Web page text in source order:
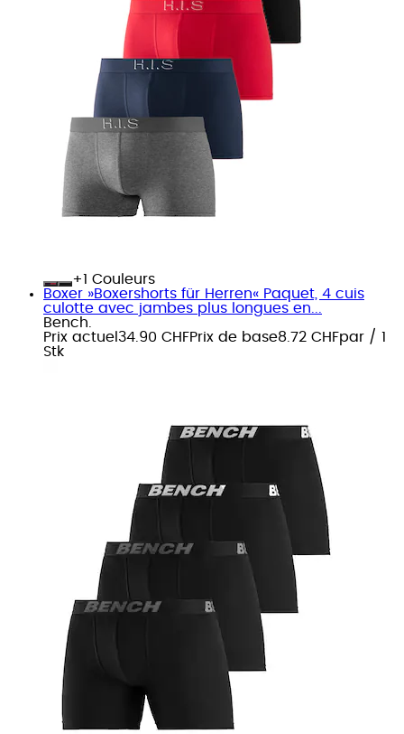
+
Couleurs
Boxer »Boxershorts für Herren« Paquet, 4 cuis
culotte avec jambes plus longues en...
Bench.
Prix actuel 34.90 CHFPrix de base8.72 CHFpar / 1
Stk